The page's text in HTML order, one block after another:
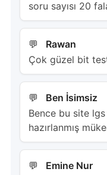
soru sayısı 20
Rawan
Çok güzel bit
Ben İsimsiz
Bence bu site
hazırlanmış
Emine Nur